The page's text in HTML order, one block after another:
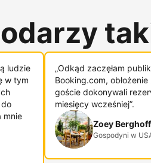
ludzie
w tym
mnie
„Odkąd zaczęłam
Booking.com,
goście dokonywali
miesięcy wcześniej”.
Zoey Berghoff
Gospodyni w